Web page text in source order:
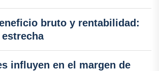
bruto y rentabilidad:
influyen en el margen de